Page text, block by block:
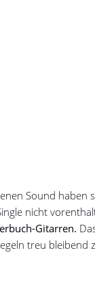
Sound haben
nicht
Gitarren.
treu bleibend